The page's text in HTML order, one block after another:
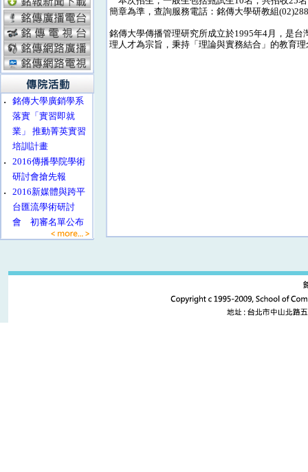
‧
銘傳大學廣銷學系
落實「實習即就
業」 推動菁英實習
培訓計畫
‧
2016傳播學院學術
研討會搶先報
‧
2016新媒體與跨平
台匯流學術研討
會 初審名單公布
簡章為準，查詢服務電話：銘傳大學研教組
銘傳大學傳播管理研究所成立於1995年4月，是
理人才為宗旨，秉持「理論與實務結合」的教育